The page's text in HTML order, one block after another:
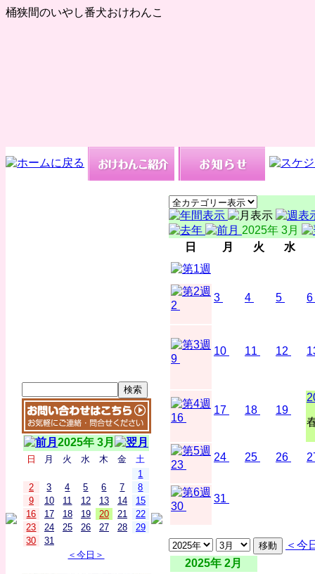
桶狭間のいやし番犬おけわんこ
2025年 3月
日 月 火 水 木 金
土
1
2
3 4 5 6 7
8
9
10 11 12 13 14
15
16
17 18 19 20 21
22
23
24 25 26 27 28
29
30
31
＜今日＞
2025年 3月
日
月 火 水
2
3 4 5 6
9
10 11 12
16
17 18 19
23
24 25 26
30
31
＜今
2025年 2月